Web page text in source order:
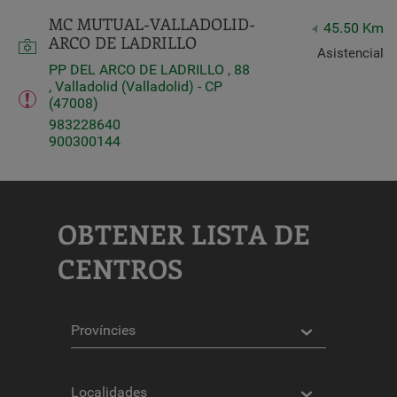
MC MUTUAL-VALLADOLID-
ARCO DE LADRILLO
PP DEL ARCO DE LADRILLO , 88
, Valladolid (Valladolid) - CP
(47008)
983228640
900300144
45.50 Km
Asistencial
OBTENER LISTA DE
CENTROS
Localidades